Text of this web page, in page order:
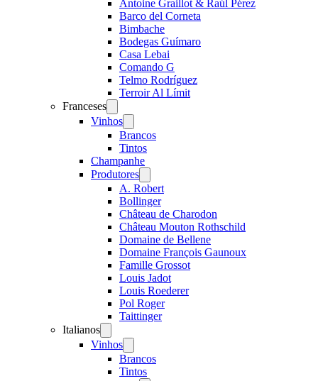
Antoine Graillot & Raúl Pérez
Barco del Corneta
Bimbache
Bodegas Guímaro
Casa Lebai
Comando G
Telmo Rodríguez
Terroir Al Límit
Franceses
menu
Vinhos
menu
Brancos
Tintos
Champanhe
Produtores
menu
A. Robert
Bollinger
Château de Charodon
Château Mouton Rothschild
Domaine de Bellene
Domaine François Gaunoux
Famille Grossot
Louis Jadot
Louis Roederer
Pol Roger
Taittinger
Italianos
menu
Vinhos
menu
Brancos
Tintos